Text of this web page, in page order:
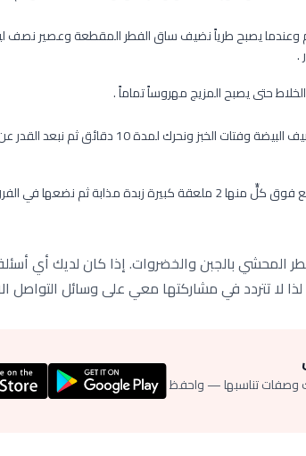
وعندما يصبح طرياً نضيف ساق الفطر المقطعة وعصير
حتى يصبح المزيج مهروساً تماماً .
نعيد المزيج للقدر ونحرك من حين لآخر لمدة 5 دقائق ثم نضيف البيضة وفتات الخبز
بالجبن والخضروات. إذا كان لديك أي
لا تتردد في مشاركتها معي على وسائل التواصل
وصفات تناسبها — واحفظ